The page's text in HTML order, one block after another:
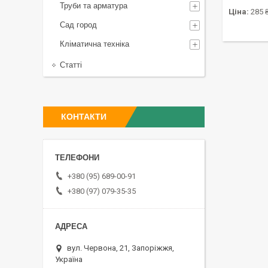
Ціна: 285
Труби та арматура
Сад город
Кліматична техніка
Статті
КОНТАКТИ
+380 (95) 689-00-91
+380 (97) 079-35-35
вул. Червона, 21, Запоріжжя,
Україна